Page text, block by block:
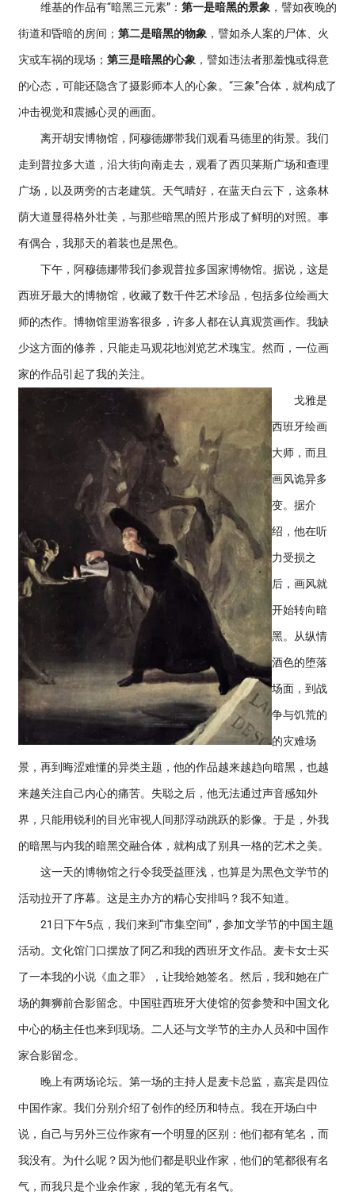
维基的作品有“暗黑三元素”： 第一是暗黑的景象 ，譬如夜晚的
街道和昏暗的房间； 第二是暗黑的物象 ，譬如杀人案的尸体、火
灾或车祸的现场； 第三是暗黑的心象 ，譬如违法者那羞愧或得意
的心态，可能还隐含了摄影师本人的心象。“三象”合体，就构成了
冲击视觉和震撼心灵的画面。
离开胡安博物馆，阿穆德娜带我们观看马德里的街景。我们
走到普拉多大道，沿大街向南走去，观看了西贝莱斯广场和查理
广场，以及两旁的古老建筑。天气晴好，在蓝天白云下，这条林
荫大道显得格外壮美，与那些暗黑的照片形成了鲜明的对照。事
有偶合，我那天的着装也是黑色。
下午，阿穆德娜带我们参观普拉多国家博物馆。据说，这是
西班牙最大的博物馆，收藏了数千件艺术珍品，包括多位绘画大
师的杰作。博物馆里游客很多，许多人都在认真观赏画作。我缺
少这方面的修养，只能走马观花地浏览艺术瑰宝。然而，一位画
家的作品引起了我的关注。
戈雅是
西班牙绘画
大师，而且
画风诡异多
变。据介
绍，他在听
力受损之
后，画风就
开始转向暗
黑。从纵情
酒色的堕落
场面，到战
争与饥荒的
的灾难场
景，再到晦涩难懂的异类主题，他的作品越来越趋向暗黑，也越
来越关注自己内心的痛苦。失聪之后，他无法通过声音感知外
界，只能用锐利的目光审视人间那浮动跳跃的影像。于是，外我
的暗黑与内我的暗黑交融合体，就构成了别具一格的艺术之美。
这一天的博物馆之行令我受益匪浅，也算是为黑色文学节的
活动拉开了序幕。这是主办方的精心安排吗？我不知道。
21日下午5点，我们来到“市集空间”，参加文学节的中国主题
活动。文化馆门口摆放了阿乙和我的西班牙文作品。麦卡女士买
了一本我的小说《血之罪》，让我给她签名。然后，我和她在广
场的舞狮前合影留念。中国驻西班牙大使馆的贺参赞和中国文化
中心的杨主任也来到现场。二人还与文学节的主办人员和中国作
家合影留念。
晚上有两场论坛。第一场的主持人是麦卡总监，嘉宾是四位
中国作家。我们分别介绍了创作的经历和特点。我在开场白中
说，自己与另外三位作家有一个明显的区别：他们都有笔名，而
我没有。为什么呢？因为他们都是职业作家，他们的笔都很有名
气，而我只是个业余作家，我的笔无有名气。